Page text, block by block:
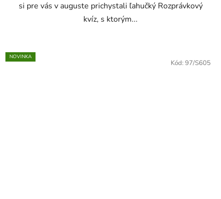
si pre vás v auguste prichystali ľahučký Rozprávkový
kvíz, s ktorým...
NOVINKA
Kód: 97/S605